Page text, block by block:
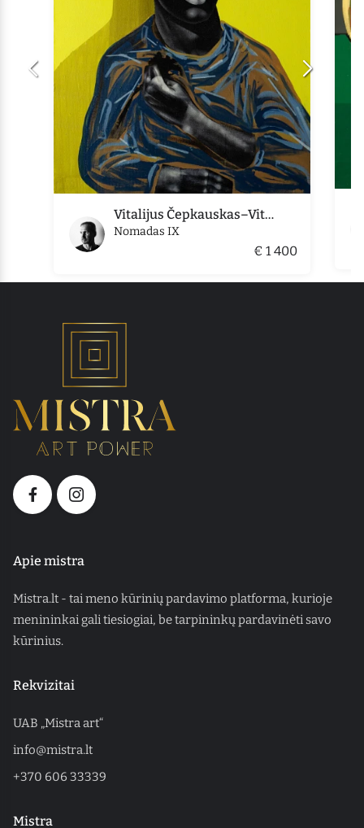
Vitalijus Čepkauskas–Vitalis
Nomadas IX
€ 1 400
Apie mistra
Mistra.lt - tai meno kūrinių pardavimo platforma, kurioje
menininkai gali tiesiogiai, be tarpininkų pardavinėti savo
kūrinius.
Rekvizitai
UAB „Mistra art“
info@mistra.lt
+370 606 33339
Mistra